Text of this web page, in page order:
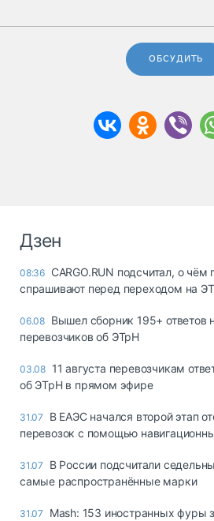
ОБСУДИТЬ
Дзен
08:36 CARGO.RUN подсчитал, о чём
спрашивают перед переходом на
06.08 Вышел сборник 195+ ответов
перевозчиков об ЭТрН
03.08 11 августа перевозчикам
об ЭТрН в прямом эфире
31.07
В ЕАЭС начался второй этап
перевозок с помощью
31.07
В России подсчитали
самые распространённые марки
31.07
Mash: 153 иностранных фуры